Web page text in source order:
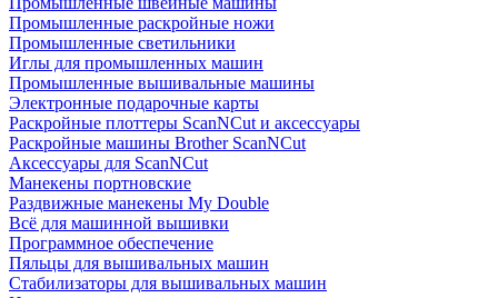
Промышленные раскройные ножи
Промышленные светильники
Иглы для промышленных машин
Промышленные вышивальные машины
Электронные подарочные карты
Раскройные плоттеры ScanNCut и аксессуары
Раскройные машины Brother ScanNCut
Аксессуары для ScanNCut
Манекены портновские
Раздвижные манекены My Double
Всё для машинной вышивки
Программное обеспечение
Пяльцы для вышивальных машин
Стабилизаторы для вышивальных машин